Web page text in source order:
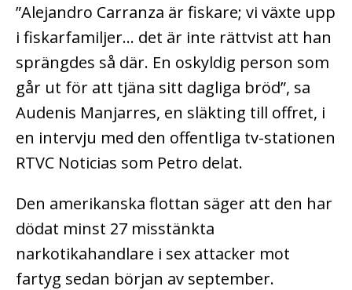
”Alejandro Carranza är fiskare; vi växte upp
i fiskarfamiljer… det är inte rättvist att han
sprängdes så där. En oskyldig person som
går ut för att tjäna sitt dagliga bröd”, sa
Audenis Manjarres, en släkting till offret, i
en intervju med den offentliga tv-stationen
RTVC Noticias som Petro delat.
Den amerikanska flottan säger att den har
dödat minst 27 misstänkta
narkotikahandlare i sex attacker mot
fartyg sedan början av september.